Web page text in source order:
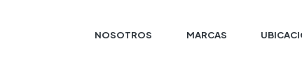
NOSOTROS MARCAS